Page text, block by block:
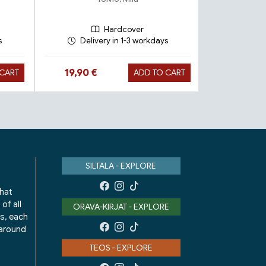
Hardcover
Delivery in 1-3 workdays
Hinta nyt
19,90 € ADD TO CART
of all
each
SILTALA - EXPLORE
ORAVA-KIRJAT - EXPLORE
TEOS - EXPLORE